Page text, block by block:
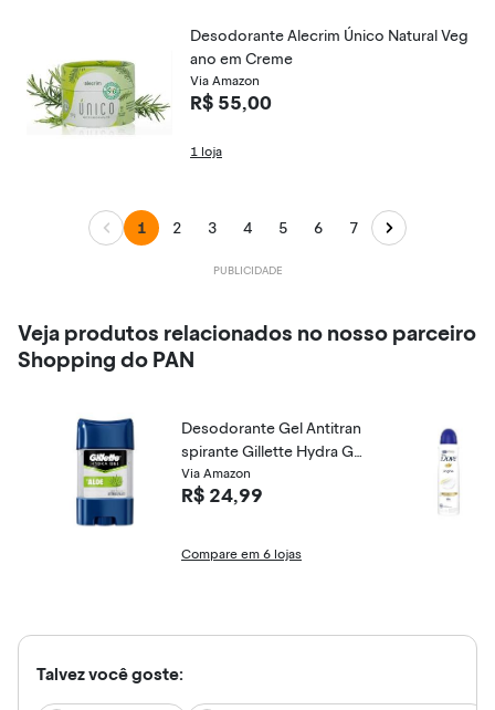
Desodorante Alecrim Único Natural Veg
ano em Creme
Via Amazon
R$ 55,00
1 loja
1 2 3 4 5 6 7
Veja produtos relacionados no nosso parceiro
Shopping do PAN
Desodorante Gel Antitran
spirante Gillette Hydra Ge
l Aloe 82g
Via Amazon
R$ 24,99
Compare em 6 lojas
Talvez você goste: